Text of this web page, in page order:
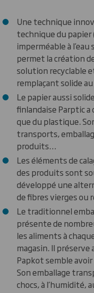
Une technique
technique du papier
imperméable à
permet la création
solution recyclable
remplaçant solide
Le papier aussi
finlandaise Parptic
que du plastique.
transports,
produits…
Les éléments de
des produits sont
développé une
de fibres vierges ou
Le traditionnel
présente de
les aliments à
magasin. Il
Papkot semble
Son emballage
chocs, à l’humidité,